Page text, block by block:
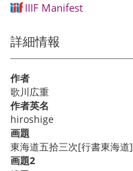
IIIF Manifest
詳細情報
作者
歌川広重
作者英名
hiroshige
画題
東海道五拾三次[行書東海道]
画題2